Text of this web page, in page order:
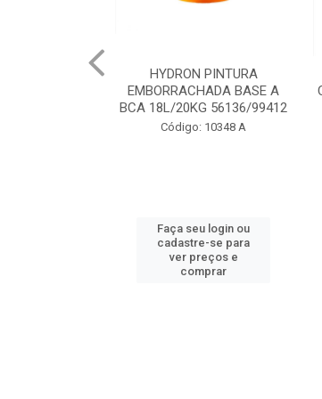
HYDRONORTH ACQUA
CERAMICA TELHA 3.6 93175
Código: 2056
Faça seu login ou
cadastre-se para
ver preços e
comprar